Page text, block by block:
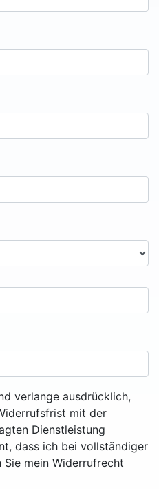
verlange ausdrücklich,
mit der
Dienstleistung
dass ich bei vollständiger
mein Widerrufrecht